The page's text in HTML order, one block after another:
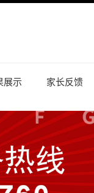
展示 家长反馈